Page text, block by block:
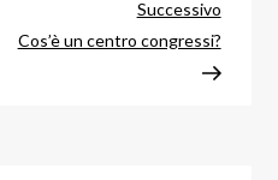
Successivo
Cos’è un centro congressi?